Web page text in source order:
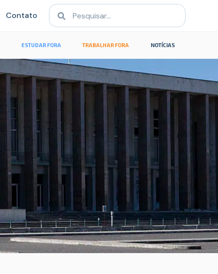
Contato
ESTUDAR FORA TRABALHAR FORA NOTÍCIAS